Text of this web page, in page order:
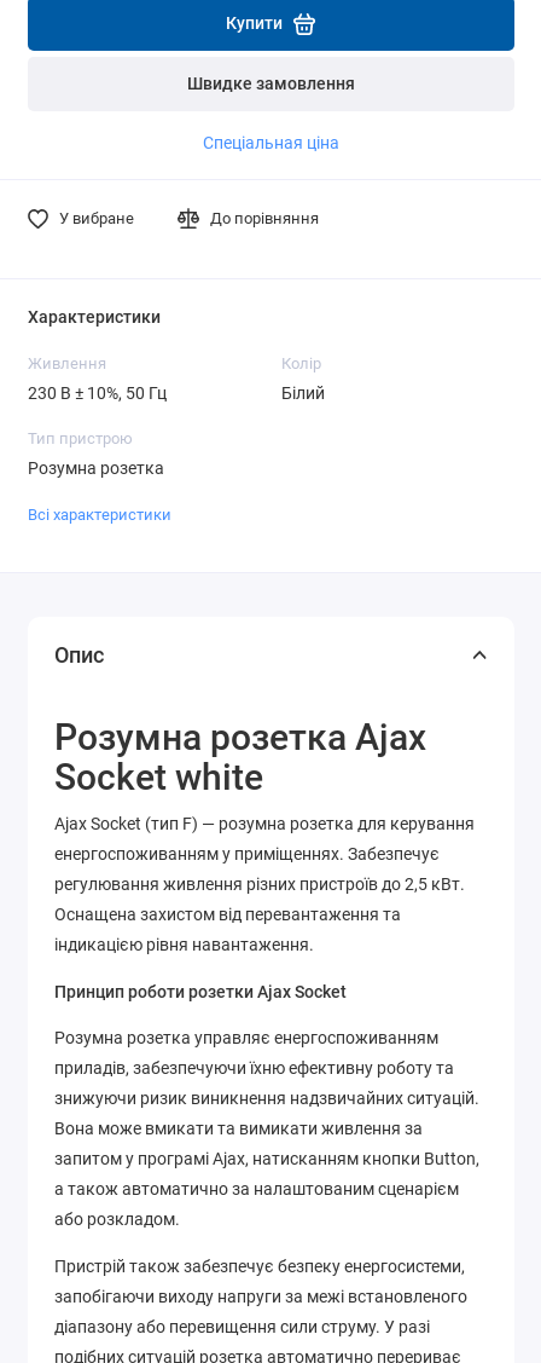
Купити
Швидке замовлення
Спеціальная ціна
У вибране До порівняння
Характеристики
Живлення
230 В ± 10%, 50 Гц
Колір
Білий
Тип пристрою
Розумна розетка
Всі характеристики
Опис
Розумна розетка Ajax
Socket white
Ajax Socket (тип F) — розумна розетка для керування
енергоспоживанням у приміщеннях. Забезпечує
регулювання живлення різних пристроїв до 2,5 кВт.
Оснащена захистом від перевантаження та
індикацією рівня навантаження.
Принцип роботи розетки Ajax Socket
Розумна розетка управляє енергоспоживанням
приладів, забезпечуючи їхню ефективну роботу та
знижуючи ризик виникнення надзвичайних ситуацій.
Вона може вмикати та вимикати живлення за
запитом у програмі Ajax, натисканням кнопки Button,
а також автоматично за налаштованим сценарієм
або розкладом.
Пристрій також забезпечує безпеку енергосистеми,
запобігаючи виходу напруги за межі встановленого
діапазону або перевищення сили струму. У разі
подібних ситуацій розетка автоматично перериває